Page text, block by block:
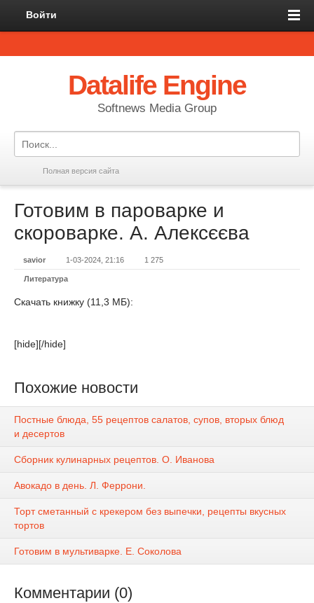
Войти
Datalife Engine
Softnews Media Group
Полная версия сайта
Готовим в пароварке и
скороварке. А. Алексєєва
savior 1-03-2024, 21:16 1 275
Литература
Скачать книжку (11,3 МБ):
[hide][/hide]
Похожие новости
Постные блюда, 55 рецептов салатов, супов, вторых блюд
и десертов
Сборник кулинарных рецептов. О. Иванова
Авокадо в день. Л. Феррони.
Торт сметанный с крекером без выпечки, рецепты вкусных
тортов
Готовим в мультиварке. Е. Соколова
Комментарии (0)